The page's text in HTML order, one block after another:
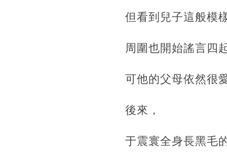
但看到兒子這般模
周圍也開始謠言四
可他的父母依然很
後來，‍‍‍‍‍‍‍
于震寰全身長黑毛